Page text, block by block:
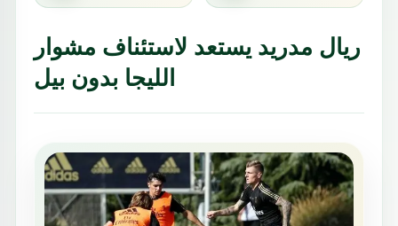
ريال مدريد يستعد لاستئناف مشوار
الليجا بدون بيل